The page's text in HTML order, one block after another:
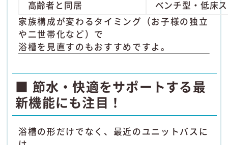
高齢者と同居
ベンチ型・低床
家族構成が変わるタイミング（お子様の独立
や二世帯化など）で
浴槽を見直すのもおすすめですよ。
■ 節水・快適をサポートする最
新機能にも注目！
浴槽の形だけでなく、最近のユニットバスに